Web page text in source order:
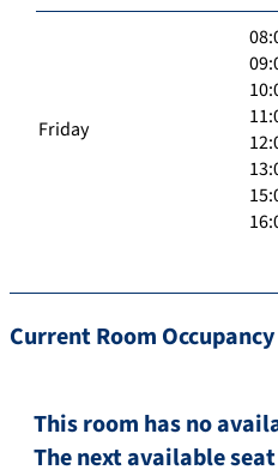
Friday
Current Room Occupancy
This room has no
The next available